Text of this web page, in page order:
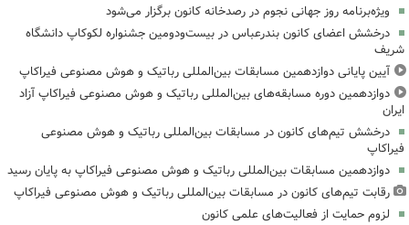
ویژه‌برنامه روز جهانی نجوم در رصدخانه کانون برگزار می‌شود
درخشش اعضای کانون بندرعباس در بیست‌ودومین جشنواره لکوکاپ دانشگاه
شریف
آیین پایانی دوازدهمین مسابقات بین‌المللی رباتیک و هوش مصنوعی فیراکاپ
دوازدهمین دوره مسابقه‌های بین‌المللی رباتیک و هوش مصنوعی فیراکاپ آزاد
ایران
درخشش تیم‌های کانون در مسابقات بین‌المللی رباتیک و هوش مصنوعی
فیراکاپ
دوازدهمین مسابقات بین‌المللی رباتیک و هوش مصنوعی فیراکاپ به پایان رسید
رقابت تیم‌های کانون در مسابقات بین‌المللی رباتیک و هوش مصنوعی فیراکاپ
لزوم حمایت از فعالیت‌های علمی کانون